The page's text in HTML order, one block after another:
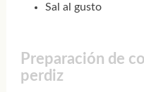
Sal al gusto
Preparación de
perdiz